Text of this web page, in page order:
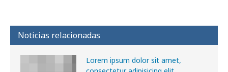
Noticias relacionadas
Lorem ipsum dolor sit amet,